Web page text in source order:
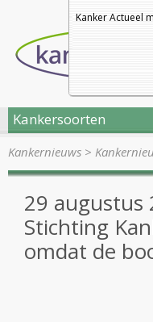
Kanker Actueel
Kankersoorten
Kankernieuws >
29 augustus
Stichting
omdat de